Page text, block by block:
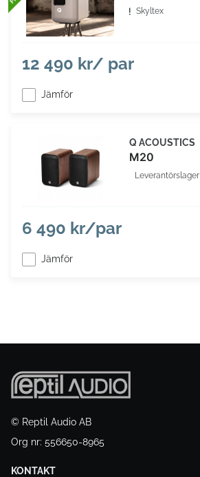
Skyltex
12 490 kr/ par
Jämför
Q ACOUSTICS
M20
Leverantörslager
6 490 kr/par
Jämför
© Reptil Audio AB
Org nr: 556650-8965
KONTAKT